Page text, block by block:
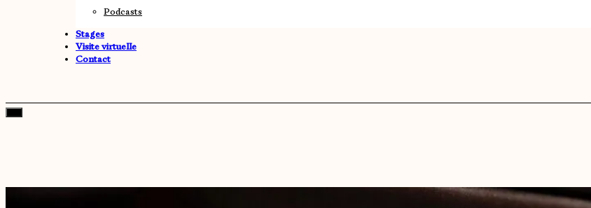
Podcasts
Stages
Visite virtuelle
Contact